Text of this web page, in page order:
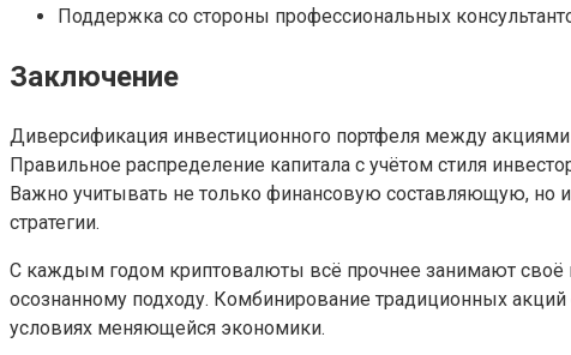
Поддержка со стороны профессиональных
Заключение
Диверсификация инвестиционного портфеля между
Правильное распределение капитала с учётом стиля
Важно учитывать не только финансовую составляющую, но
стратегии.
С каждым годом криптовалюты всё прочнее занимают
осознанному подходу. Комбинирование традиционных
условиях меняющейся экономики.